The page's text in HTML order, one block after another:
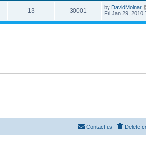
13 30001 by DavidMolnar
Fri Jan 29, 2010
Delete
Contact us